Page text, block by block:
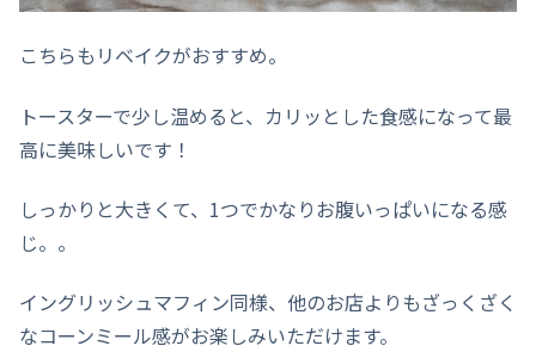
こちらもリベイクがおすすめ。
トースターで少し温めると、カリッとした食感になって最
高に美味しいです！
しっかりと大きくて、1つでかなりお腹いっぱいになる感
じ。。
イングリッシュマフィン同様、他のお店よりもざっくざく
なコーンミール感がお楽しみいただけます。